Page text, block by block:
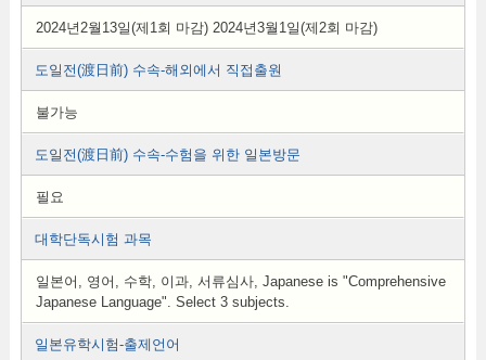
2024년2월13일(제1회 마감) 2024년3월1일(제2회 마감)
도일전(渡日前) 수속-해외에서 직접출원
불가능
도일전(渡日前) 수속-수험을 위한 일본방문
필요
대학단독시험 과목
일본어, 영어, 수학, 이과, 서류심사, Japanese is "Comprehensive
Japanese Language". Select 3 subjects.
일본유학시험-출제언어